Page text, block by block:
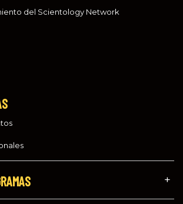
del Scientology Network